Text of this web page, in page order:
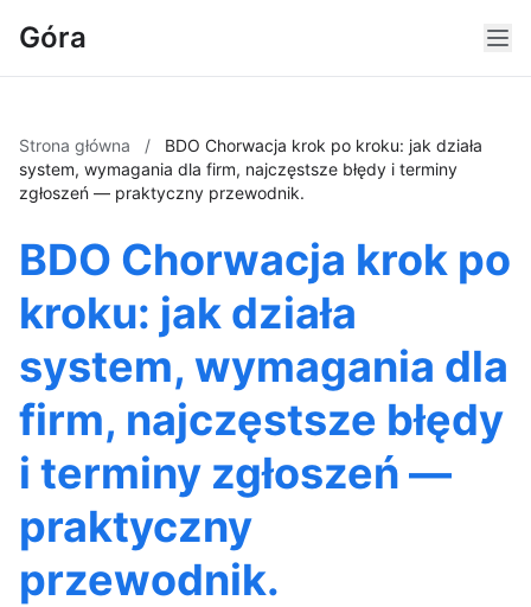
Góra
Strona główna /
BDO Chorwacja krok po kroku: jak działa
system, wymagania dla firm, najczęstsze błędy i terminy
zgłoszeń — praktyczny przewodnik.
BDO Chorwacja krok po
kroku: jak działa
system, wymagania dla
firm, najczęstsze błędy
i terminy zgłoszeń —
praktyczny
przewodnik.